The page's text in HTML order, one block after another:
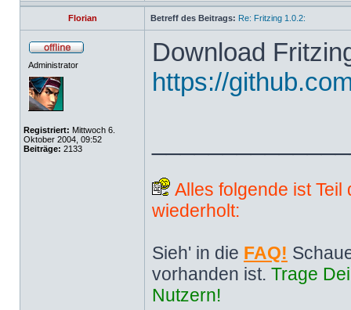
Florian Betreff des Beitrags: Re: Fritzing 1.0.2:
Administrator
Registriert: Mittwoch 6.
Oktober 2004, 09:52
Beiträge: 2133
Download
https://
Alles folgende ist
wiederholt:
Sieh' in die FAQ!
vorhanden ist. Trage
Nutzern!